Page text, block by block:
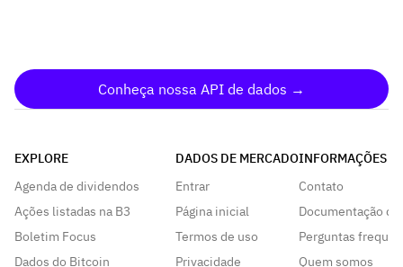
Conheça nossa API de dados →
EXPLORE
Agenda de dividendos
Ações listadas na B3
Boletim Focus
Dados do Bitcoin
DADOS DE MERCADO
Entrar
Página inicial
Termos de uso
Privacidade
INFORMAÇÕES
Contato
Documentação da
Perguntas
Quem somos